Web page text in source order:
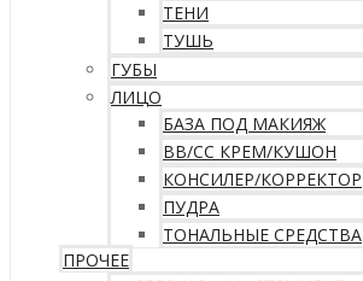
ТЕНИ
ТУШЬ
ГУБЫ
ЛИЦО
БАЗА ПОД МАКИЯЖ
ВВ/CC КРЕМ/КУШОН
КОНСИЛЕР/КОРРЕКТОР
ПУДРА
ТОНАЛЬНЫЕ СРЕДСТВА
ПРОЧЕЕ